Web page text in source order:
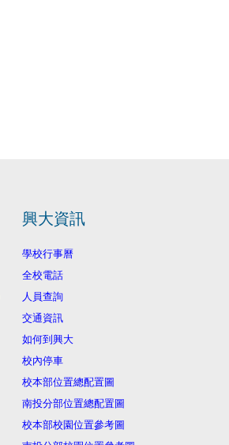
興大資訊
學校行事曆
全校電話
人員查詢
交通資訊
如何到興大
校內停車
校本部位置總配置圖
南投分部位置總配置圖
校本部校園位置參考圖